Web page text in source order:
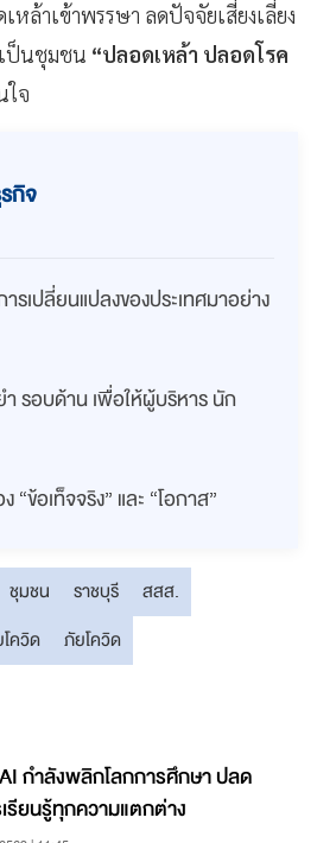
หล้าเข้าพรรษา ลดปัจจัยเสี่ยงเลี่ยง
ป็นชุมชน “ปลอดเหล้า ปลอดโรค
ใจ
กิจ
เปลี่ยนแปลงของประเทศมาอย่าง
รอบด้าน เพื่อให้ผู้บริหาร นัก
ข้อเท็จจริง” และ “โอกาส”
ชุมชน ราชบุรี
สสส.
ควิด
ภัยโควิด
กำลังพลิกโลกการศึกษา ปลด
รียนรู้ทุกความแตกต่าง